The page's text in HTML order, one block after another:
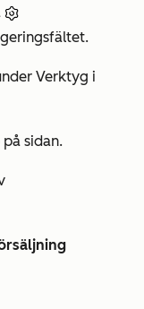
Verktyg i
sidan.